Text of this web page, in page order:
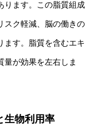
ります。この脂質組成
スク軽減、脳の働きの
ます。脂質を含むエキ
量が効果を左右しま
生物利用率